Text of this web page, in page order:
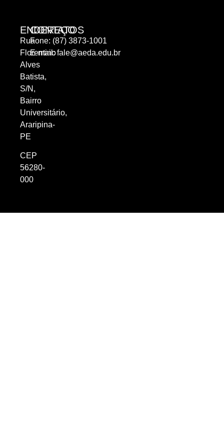
ENDEREÇO
Rua
Florentino
Alves
Batista,
S/N,
Bairro
Universitário,
Araripina-
PE
CEP
56280-
000
CONTATOS
Fone: (87) 3873-1001
E-mail:fale@aeda.edu.br